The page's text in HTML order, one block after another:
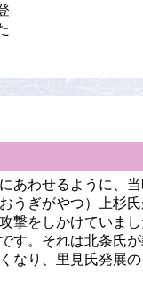
あわせるように、
うぎがやつ）上杉
撃をしかけていま
す。それは北条氏
なり、里見氏発展